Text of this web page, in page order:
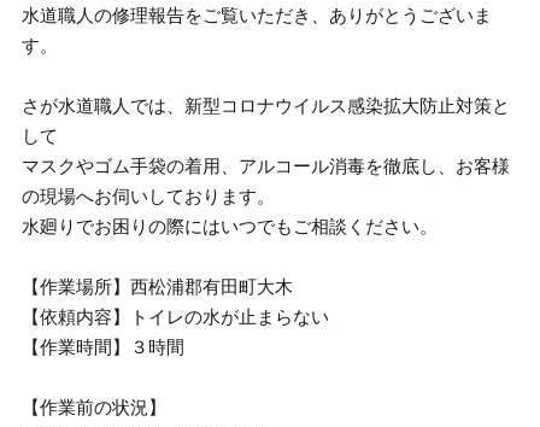
水道職人の修理報告をご覧いただき、ありがとうございま
す。
さが水道職人では、新型コロナウイルス感染拡大防止対策と
して
マスクやゴム手袋の着用、アルコール消毒を徹底し、お客様
の現場へお伺いしております。
水廻りでお困りの際にはいつでもご相談ください。
【作業場所】西松浦郡有田町大木
【依頼内容】トイレの水が止まらない
【作業時間】３時間
【作業前の状況】